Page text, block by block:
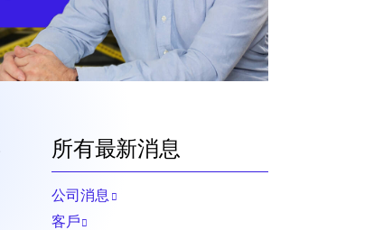
所有最新消息
公司消息
客戶